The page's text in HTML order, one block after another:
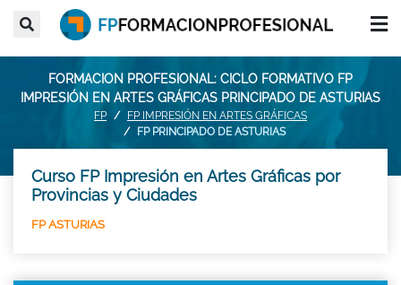
FORMACION PROFESIONAL: CICLO FORMATIVO FP
IMPRESIÓN EN ARTES GRÁFICAS PRINCIPADO DE ASTURIAS
FP
FP IMPRESIÓN EN ARTES GRÁFICAS
FP PRINCIPADO DE ASTURIAS
Curso FP Impresión en Artes Gráficas por
Provincias y Ciudades
FP ASTURIAS